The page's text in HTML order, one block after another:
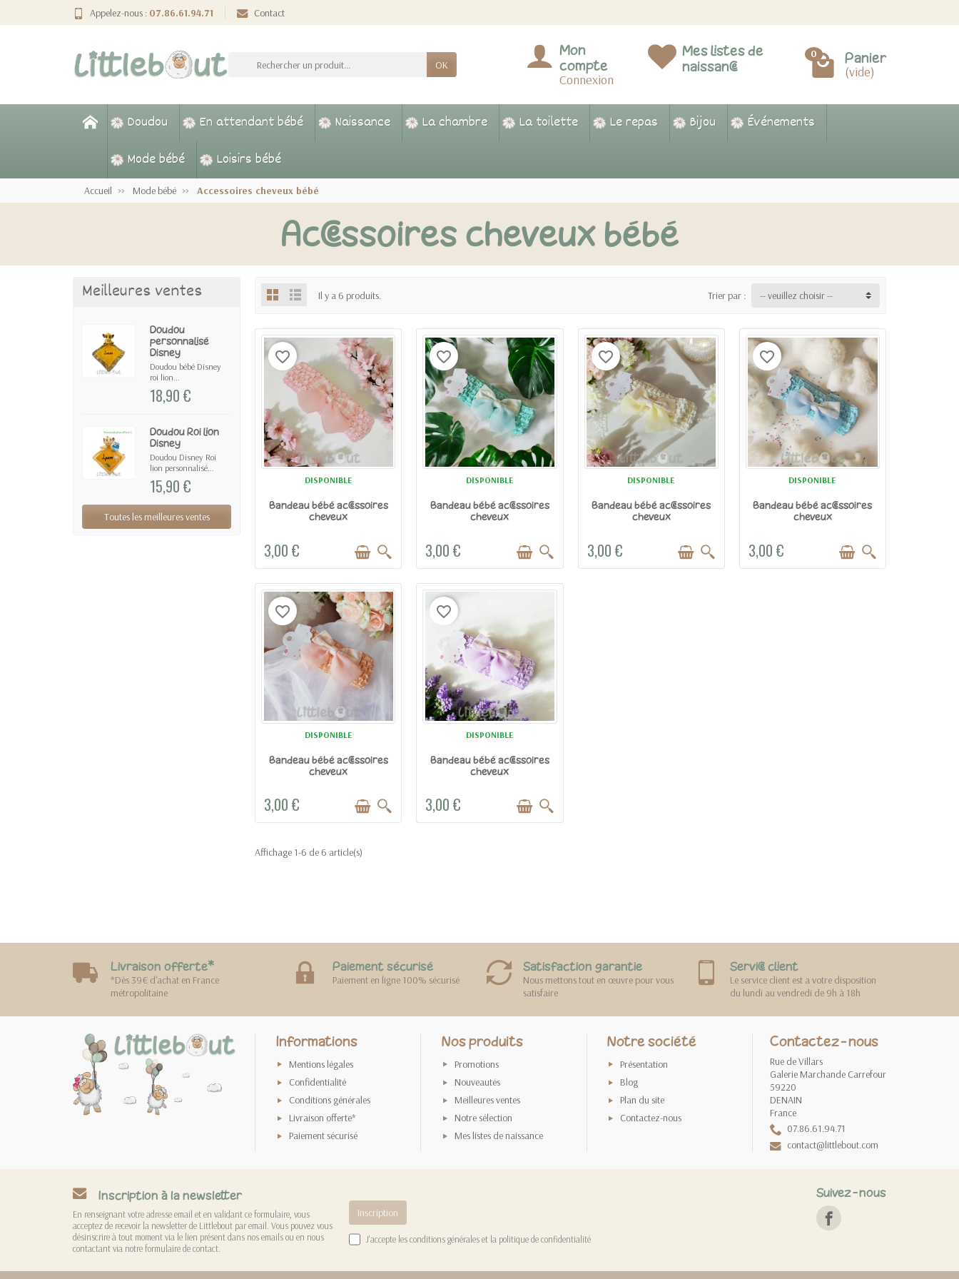
Appelez-nous : 07.86.61.94.71 Contact
OK
Mon
compte
Connexion
Mes listes de
naissance
0 Panier
(vide)
Doudou En attendant bébé Naissance La chambre La toilette Le repas Bijou
Événements
Mode bébé
Loisirs bébé
Accueil Mode bébé Accessoires cheveux bébé
Accessoires cheveux bébé
Meilleures ventes
Doudou
personnalisé
Disney
Doudou bébé Disney
roi lion...
18,90 €
Doudou Roi lion
Disney
Doudou Disney Roi
lion personnalisé...
15,90 €
Toutes les meilleures ventes
Il y a 6 produits. Trier par : -- veuillez choisir --
DISPONIBLE
favorite_border
Bandeau bébé accessoires
cheveux
3,00 €
DISPONIBLE
favorite_border
Bandeau bébé accessoires
cheveux
3,00 €
DISPONIBLE
favorite_border
Bandeau bébé accessoires
cheveux
3,00 €
DISPONIBLE
favorite_border
Bandeau bébé accessoires
cheveux
3,00 €
DISPONIBLE
favorite_border
Bandeau bébé accessoires
cheveux
3,00 €
DISPONIBLE
favorite_border
Bandeau bébé accessoires
cheveux
3,00 €
Affichage 1-6 de 6 article(s)
Livraison offerte*
*Dès 39€ d'achat en France
métropolitaine
Paiement sécurisé
Paiement en ligne 100% sécurisé
Satisfaction garantie
Nous mettons tout en œuvre pour vous
satisfaire
Service client
Le service client est a votre disposition
du lundi au vendredi de 9h à 18h
Informations
Mentions légales
Confidentialité
Conditions générales
Livraison offerte*
Paiement sécurisé
Nos produits
Promotions
Nouveautés
Meilleures ventes
Notre sélection
Mes listes de naissance
Notre société
Présentation
Blog
Plan du site
Contactez-nous
Contactez-nous
Rue de Villars
Galerie Marchande Carrefour
59220
DENAIN
France
07.86.61.94.71
contact@littlebout.com
Inscription à la newsletter
En renseignant votre adresse email et en validant ce formulaire, vous
acceptez de recevoir la newsletter de Littlebout par email. Vous pouvez vous
désinscrire à tout moment via le lien présent dans nos emails ou en nous
contactant via notre formulaire de contact.
J'accepte lesconditions généraleset la politique de confidentialité
Suivez-nous